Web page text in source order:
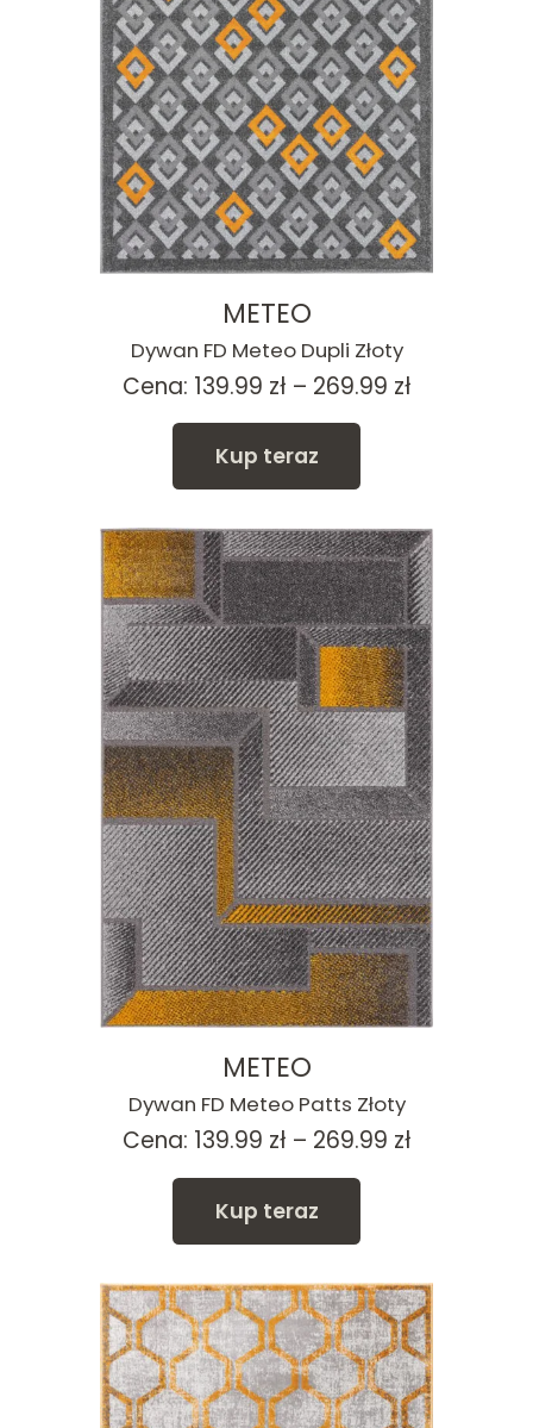
METEO
Dywan FD Meteo Dupli Złoty
Cena: 139.99 zł – 269.99 złZakres
269.99 zł
Kup teraz
METEO
Dywan FD Meteo Patts Złoty
Cena: 139.99 zł – 269.99 złZakres
269.99 zł
Kup teraz